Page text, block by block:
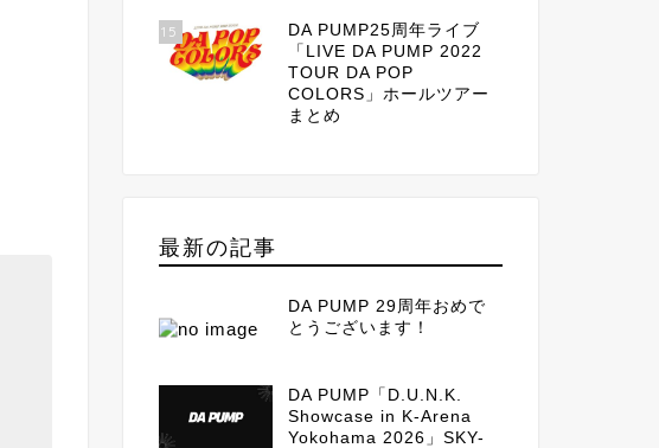
15
DA PUMP25周年ライブ
「LIVE DA PUMP 2022
TOUR DA POP
COLORS」ホールツアー
まとめ
最新の記事
DA PUMP 29周年おめで
とうございます！
DA PUMP「D.U.N.K.
Showcase in K-Arena
Yokohama 2026」SKY-